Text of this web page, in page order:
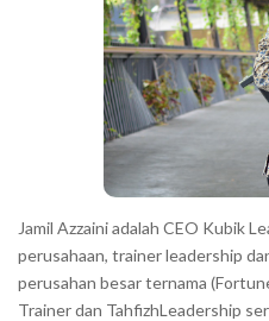
Jamil Azzaini adalah CEO Kubik
perusahaan, trainer leadership
perusahan besar ternama
Trainer dan TahfizhLeadership